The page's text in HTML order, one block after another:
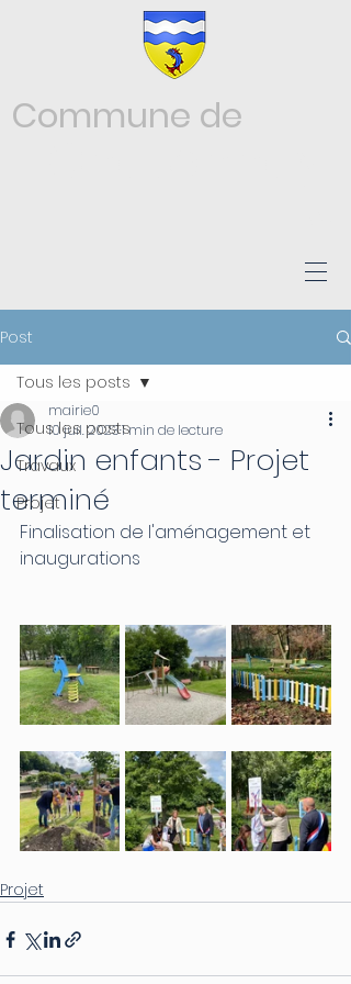
Commune de
Post
Tous les posts
Travaux
Projet
Tous les posts
Jardin enfants - Projet
terminé
mairie0
10 juil. 20231 min de lecture
Finalisation de l'aménagement et
inaugurations
Projet